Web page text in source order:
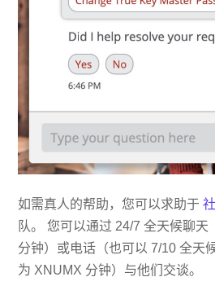
如需真人的帮助，您可以求助于
队。 您可以通过 24/7 全天候聊天
分钟）或电话（也可以 7/10 全天
为 XNUMX 分钟）与他们交谈。